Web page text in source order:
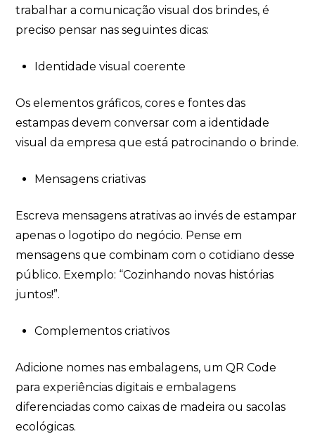
trabalhar a comunicação visual dos brindes, é
preciso pensar nas seguintes dicas:
Identidade visual coerente
Os elementos gráficos, cores e fontes das
estampas devem conversar com a identidade
visual da empresa que está patrocinando o brinde.
Mensagens criativas
Escreva mensagens atrativas ao invés de estampar
apenas o logotipo do negócio. Pense em
mensagens que combinam com o cotidiano desse
público. Exemplo: “Cozinhando novas histórias
juntos!”.
Complementos criativos
Adicione nomes nas embalagens, um QR Code
para experiências digitais e embalagens
diferenciadas como caixas de madeira ou sacolas
ecológicas.